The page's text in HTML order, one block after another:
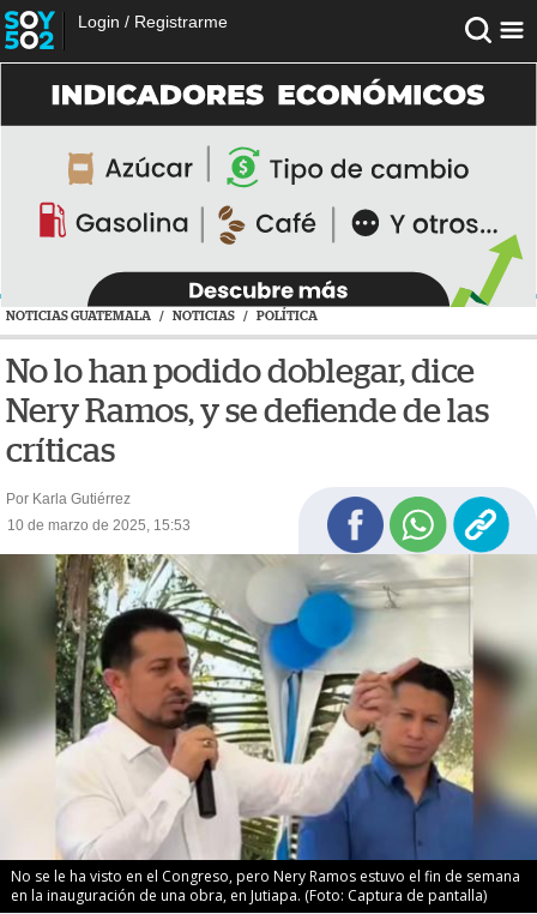
Login / Registrarme
NOTICIAS GUATEMALA / NOTICIAS / POLÍTICA
No lo han podido doblegar, dice
Nery Ramos, y se defiende de las
críticas
Por Karla Gutiérrez
10 de marzo de 2025, 15:53
No se le ha visto en el Congreso, pero Nery Ramos estuvo el fin de semana
en la inauguración de una obra, en Jutiapa. (Foto: Captura de pantalla)